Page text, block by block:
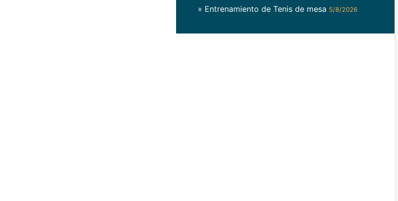
» Entrenamiento de Tenis de mesa 5/8/2026